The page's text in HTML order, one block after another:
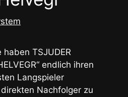
TSJUDER
endlich ihren
Langspieler
Nachfolger zu